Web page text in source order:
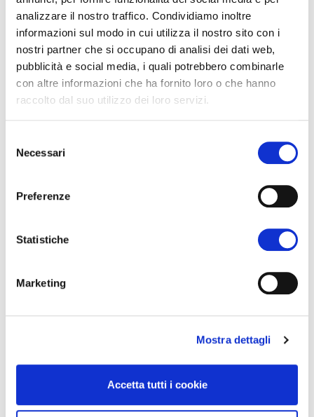
analizzare il nostro traffico. Condividiamo inoltre
informazioni sul modo in cui utilizza il nostro sito con i
nostri partner che si occupano di analisi dei dati web,
pubblicità e social media, i quali potrebbero combinarle
con altre informazioni che ha fornito loro o che hanno
raccolto dal suo utilizzo dei loro servizi.
delNecessari
Preferenze
Statistiche
Marketing
Mostra dettagli
Accetta tutti i cookie
Elisa Ravazzoli, Ulrich Santa, Kris Krois,
Giorgio Camuffo, Aart Van Bezoojien
11:30
nazionale Italia
, REGEA – Zagabria
Bauhaus
Le prospettive del Nuovo